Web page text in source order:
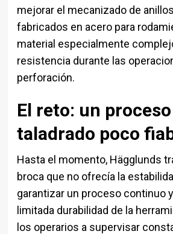
mejorar el mecanizado de
fabricados en acero para
material especialmente
resistencia durante las
perforación.
El reto: un
taladrado poco
Hasta el momento, Hägglunds
broca que no ofrecía la
garantizar un proceso continuo
limitada durabilidad de la
los operarios a supervisar